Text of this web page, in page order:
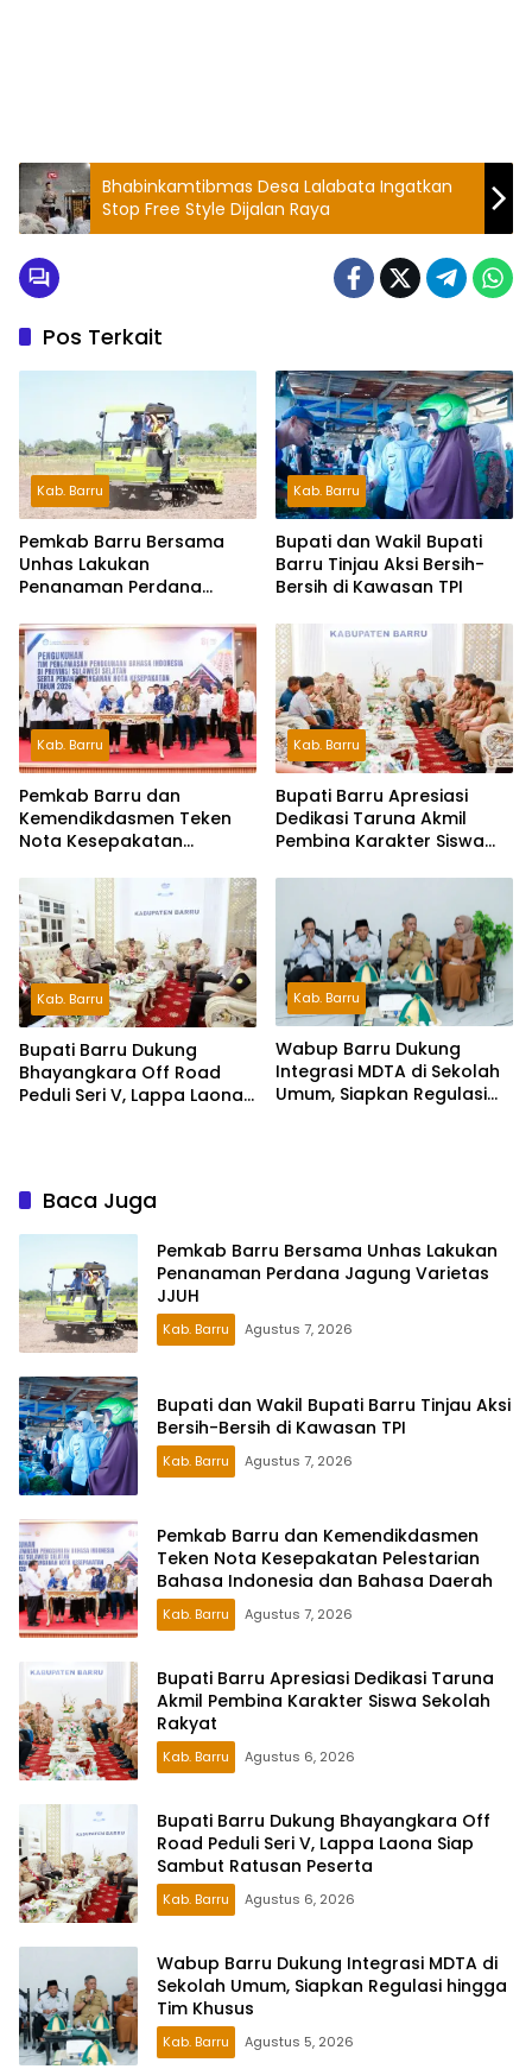
Bhabinkamtibmas Desa Lalabata Ingatkan
Stop Free Style Dijalan Raya
Pos Terkait
Kab. Barru
Pemkab Barru Bersama
Unhas Lakukan
Penanaman Perdana
Kab. Barru
Bupati dan Wakil Bupati
Barru Tinjau Aksi Bersih-
Bersih di Kawasan TPI
Kab. Barru
Pemkab Barru dan
Kemendikdasmen Teken
Nota Kesepakatan
Indonesia dan Bahasa
Daerah
Kab. Barru
Bupati Barru Apresiasi
Dedikasi Taruna Akmil
Pembina Karakter Siswa
Kab. Barru
Bupati Barru Dukung
Bhayangkara Off Road
Peduli Seri V, Lappa Laona
Kab. Barru
Wabup Barru Dukung
Integrasi MDTA di Sekolah
Umum, Siapkan Regulasi
Baca Juga
Pemkab Barru Bersama Unhas Lakukan
Penanaman Perdana Jagung Varietas
JJUH
Kab. Barru Agustus 7, 2026
Bupati dan Wakil Bupati Barru Tinjau Aksi
Bersih-Bersih di Kawasan TPI
Kab. Barru Agustus 7, 2026
Pemkab Barru dan Kemendikdasmen
Teken Nota Kesepakatan Pelestarian
Bahasa Indonesia dan Bahasa Daerah
Kab. Barru Agustus 7, 2026
Bupati Barru Apresiasi Dedikasi Taruna
Akmil Pembina Karakter Siswa Sekolah
Rakyat
Kab. Barru Agustus 6, 2026
Bupati Barru Dukung Bhayangkara Off
Road Peduli Seri V, Lappa Laona Siap
Sambut Ratusan Peserta
Kab. Barru Agustus 6, 2026
Wabup Barru Dukung Integrasi MDTA di
Sekolah Umum, Siapkan Regulasi hingga
Tim Khusus
Kab. Barru Agustus 5, 2026